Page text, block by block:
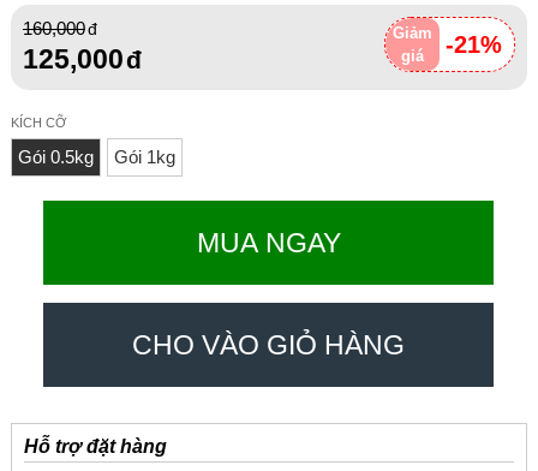
Giảm
giá
-21%
160,000
125,000
KÍCH CỠ
Gói 0.5kg Gói 1kg
MUA NGAY
CHO VÀO GIỎ HÀNG
Hỗ trợ đặt hàng